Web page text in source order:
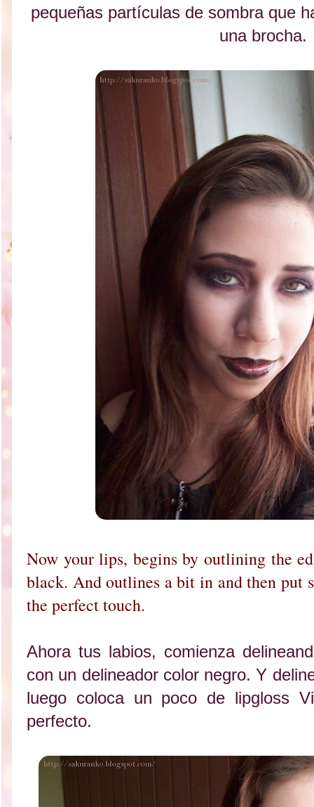
pequeñas partículas de sombra que
una brocha.
Now your lips, begins by outlining the
black. And outlines a bit in and then put
the perfect touch.
Ahora tus labios, comienza
con un delineador color negro. Y
luego coloca un poco de lipgloss
perfecto.